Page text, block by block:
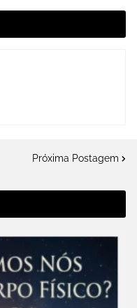
Próxima Postagem